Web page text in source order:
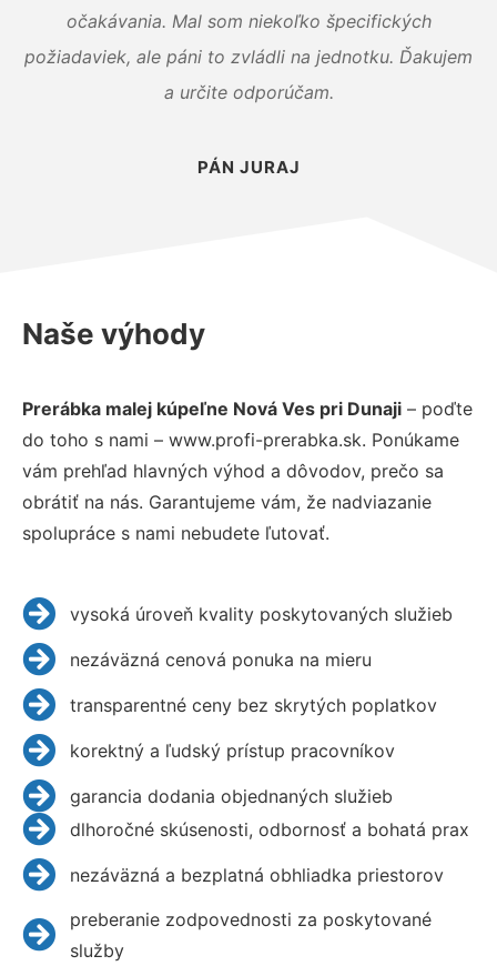
očakávania. Mal som niekoľko špecifických
požiadaviek, ale páni to zvládli na jednotku. Ďakujem
a určite odporúčam.
PÁN JURAJ
Naše výhody
Prerábka malej kúpeľne Nová Ves pri Dunaji – poďte
do toho s nami – www.profi-prerabka.sk. Ponúkame
vám prehľad hlavných výhod a dôvodov, prečo sa
obrátiť na nás. Garantujeme vám, že nadviazanie
spolupráce s nami nebudete ľutovať.
vysoká úroveň kvality poskytovaných služieb
nezáväzná cenová ponuka na mieru
transparentné ceny bez skrytých poplatkov
korektný a ľudský prístup pracovníkov
garancia dodania objednaných služieb
dlhoročné skúsenosti, odbornosť a bohatá prax
nezáväzná a bezplatná obhliadka priestorov
preberanie zodpovednosti za poskytované
služby